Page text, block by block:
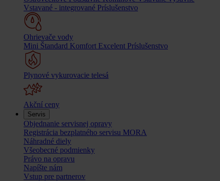
Vstavané - integrované Príslušenstvo
Ohrievače vody
Mini Štandard Komfort Excelent Príslušenstvo
Plynové vykurovacie telesá
Akční ceny
Servis
Objednanie servisnej opravy
Registrácia bezplatného servisu MORA
Náhradné diely
Všeobecné podmienky
Právo na opravu
Napíšte nám
Vstup pre partnerov